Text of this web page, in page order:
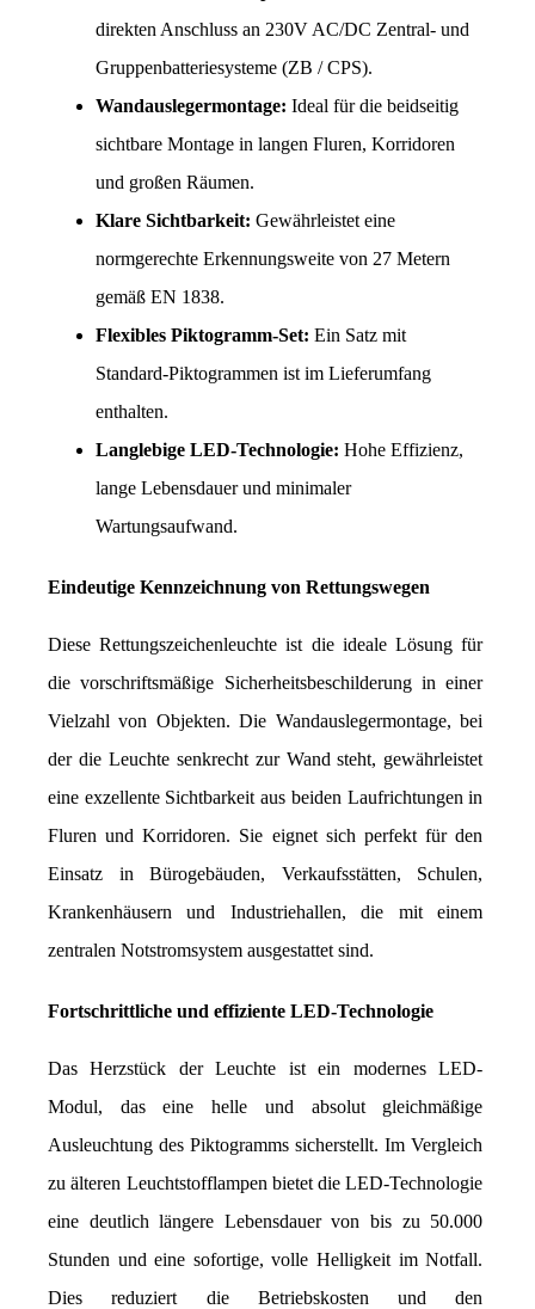
direkten Anschluss an 230V AC/DC Zentral- und
Gruppenbatteriesysteme (ZB / CPS).
Wandauslegermontage: Ideal für die beidseitig
sichtbare Montage in langen Fluren, Korridoren
und großen Räumen.
Klare Sichtbarkeit: Gewährleistet eine
normgerechte Erkennungsweite von 27 Metern
gemäß EN 1838.
Flexibles Piktogramm-Set: Ein Satz mit
Standard-Piktogrammen ist im Lieferumfang
enthalten.
Langlebige LED-Technologie: Hohe Effizienz,
lange Lebensdauer und minimaler
Wartungsaufwand.
Eindeutige Kennzeichnung von Rettungswegen
Diese Rettungszeichenleuchte ist die ideale Lösung für
die vorschriftsmäßige Sicherheitsbeschilderung in einer
Vielzahl von Objekten. Die Wandauslegermontage, bei
der die Leuchte senkrecht zur Wand steht, gewährleistet
eine exzellente Sichtbarkeit aus beiden Laufrichtungen in
Fluren und Korridoren. Sie eignet sich perfekt für den
Einsatz in Bürogebäuden, Verkaufsstätten, Schulen,
Krankenhäusern und Industriehallen, die mit einem
zentralen Notstromsystem ausgestattet sind.
Fortschrittliche und effiziente LED-Technologie
Das Herzstück der Leuchte ist ein modernes LED-
Modul, das eine helle und absolut gleichmäßige
Ausleuchtung des Piktogramms sicherstellt. Im Vergleich
zu älteren Leuchtstofflampen bietet die LED-Technologie
eine deutlich längere Lebensdauer von bis zu 50.000
Stunden und eine sofortige, volle Helligkeit im Notfall.
Dies reduziert die Betriebskosten und den